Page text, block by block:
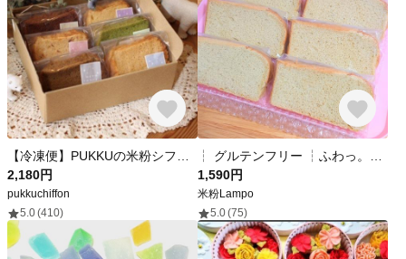
2,180円
pukkuchiffon
5.0(410)
1,590円
米粉Lampo
5.0(75)